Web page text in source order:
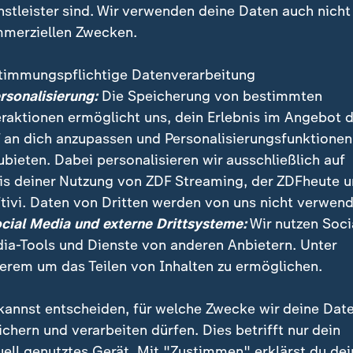
die Preise steigen: Chinas Abhängigkeit vom
höheren Spritkosten erreicht die Krise die
sind. Wir verwenden deine Daten auch nicht
Zwecken.
Datenverarbeitung
Die Speicherung von bestimmten
ermöglicht uns, dein Erlebnis im Angebot
an dich anzupassen und Personalisierungsfunktionen
Dabei personalisieren wir ausschließlich auf
deiner Nutzung von ZDF Streaming, der ZDFheute
Daten von Dritten werden von uns nicht
Media und externe Drittsysteme:Wir nutzen
Tools und Dienste von anderen Anbietern. Unter
um das Teilen von Inhalten zu ermöglichen.
entscheiden, für welche Zwecke wir deine
und verarbeiten dürfen. Dies betrifft nur dein